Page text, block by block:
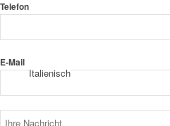
Italienisch
Telefon
E-Mail